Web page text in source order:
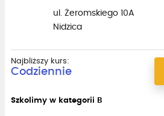
ul. Żeromskiego 10A
Nidzica
Najbliższy kurs:
Codziennie
Szkolimy w kategorii B